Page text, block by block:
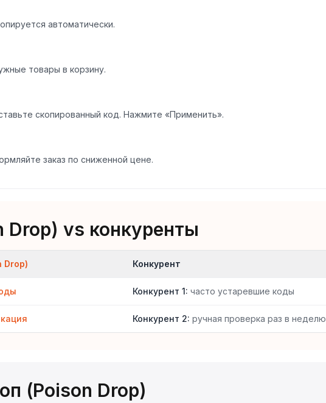
автоматически.
товары в корзину.
скопированный код. Нажмите «Применить».
заказ по сниженной цене.
vs конкуренты
Drop) Конкурент
Конкурент 1: часто устаревшие коды
Конкурент 2: ручная проверка раз в неделю
(Poison Drop)